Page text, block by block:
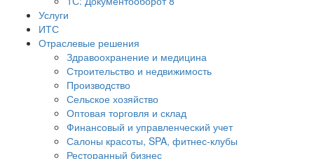
Услуги
ИТС
Отраслевые решения
Здравоохранение и медицина
Строительство и недвижимость
Производство
Сельское хозяйство
Оптовая торговля и склад
Финансовый и управленческий учет
Салоны красоты, SPA, фитнес-клубы
Ресторанный бизнес